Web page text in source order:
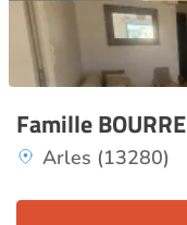
Famille BOURRE
Arles (13280)